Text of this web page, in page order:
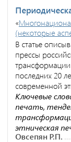
«
(некоторые
В статье
прессы
последних 20
современной
Ключевые
печать,
этническая
Овсепян Р.П.